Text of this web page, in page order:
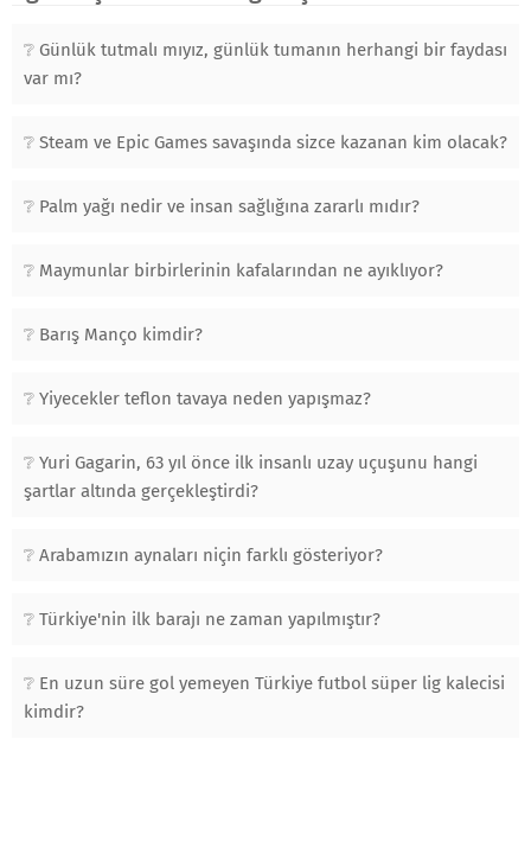
Günlük tutmalı mıyız, günlük tumanın herhangi bir faydası
var mı?
Steam ve Epic Games savaşında sizce kazanan kim olacak?
Palm yağı nedir ve insan sağlığına zararlı mıdır?
Maymunlar birbirlerinin kafalarından ne ayıklıyor?
Barış Manço kimdir?
Yiyecekler teflon tavaya neden yapışmaz?
Yuri Gagarin, 63 yıl önce ilk insanlı uzay uçuşunu hangi
şartlar altında gerçekleştirdi?
Arabamızın aynaları niçin farklı gösteriyor?
Türkiye'nin ilk barajı ne zaman yapılmıştır?
En uzun süre gol yemeyen Türkiye futbol süper lig kalecisi
kimdir?